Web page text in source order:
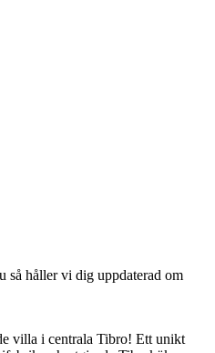
så håller vi dig uppdaterad om
villa i centrala Tibro! Ett unikt